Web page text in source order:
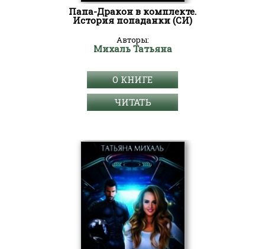
Папа-Дракон в комплекте.
История попаданки (СИ)
Авторы:
Михаль Татьяна
О КНИГЕ
ЧИТАТЬ